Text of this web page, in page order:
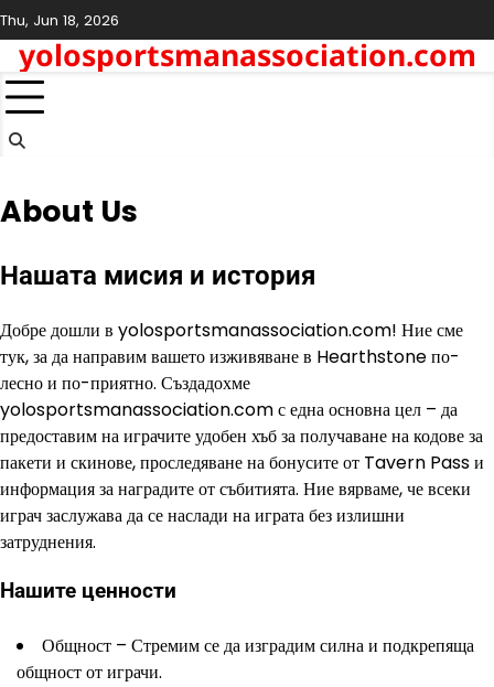
Skip
to
content
Thu, Jun 18, 2026
yolosportsmanassociation.com
About Us
Нашата мисия и история
Добре дошли в yolosportsmanassociation.com! Ние сме
тук, за да направим вашето изживяване в Hearthstone по-
лесно и по-приятно. Създадохме
yolosportsmanassociation.com с една основна цел – да
предоставим на играчите удобен хъб за получаване на кодове за
пакети и скинове, проследяване на бонусите от Tavern Pass и
информация за наградите от събитията. Ние вярваме, че всеки
играч заслужава да се наслади на играта без излишни
затруднения.
Нашите ценности
Общност – Стремим се да изградим силна и подкрепяща
общност от играчи.